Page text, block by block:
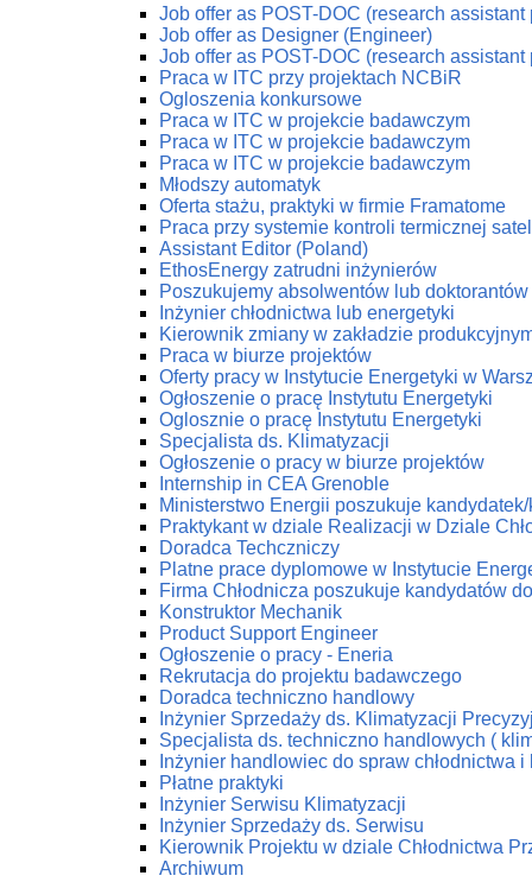
Job offer as POST-DOC (research assistant
Job offer as Designer (Engineer)
Job offer as POST-DOC (research assistant
Praca w ITC przy projektach NCBiR
Ogloszenia konkursowe
Praca w ITC w projekcie badawczym
Praca w ITC w projekcie badawczym
Praca w ITC w projekcie badawczym
Młodszy automatyk
Oferta stażu, praktyki w firmie Framatome
Praca przy systemie kontroli termicznej
Assistant Editor (Poland)
EthosEnergy zatrudni inżynierów
Poszukujemy absolwentów lub
Inżynier chłodnictwa lub energetyki
Kierownik zmiany w zakładzie
Praca w biurze projektów
Oferty pracy w Instytucie Energetyki w
Ogłoszenie o pracę Instytutu Energetyki
Oglosznie o pracę Instytutu Energetyki
Specjalista ds. Klimatyzacji
Ogłoszenie o pracy w biurze projektów
Internship in CEA Grenoble
Ministerstwo Energii poszukuje
Praktykant w dziale Realizacji w Dziale
Doradca Techczniczy
Platne prace dyplomowe w Instytucie
Firma Chłodnicza poszukuje kandydatów
Konstruktor Mechanik
Product Support Engineer
Ogłoszenie o pracy - Eneria
Rekrutacja do projektu badawczego
Doradca techniczno handlowy
Inżynier Sprzedaży ds. Klimatyzacji
Specjalista ds. techniczno handlowych (
Inżynier handlowiec do spraw chłodnictwa
Płatne praktyki
Inżynier Serwisu Klimatyzacji
Inżynier Sprzedaży ds. Serwisu
Kierownik Projektu w dziale Chłodnictwa
Archiwum